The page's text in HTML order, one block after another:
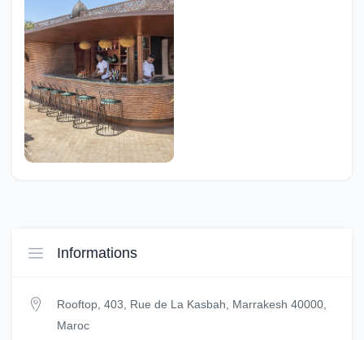
Informations
Rooftop, 403, Rue de La Kasbah, Marrakesh 40000,
Maroc